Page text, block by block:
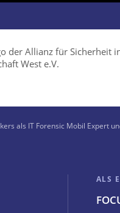
als IT Forensic Mobil Expert
ALS